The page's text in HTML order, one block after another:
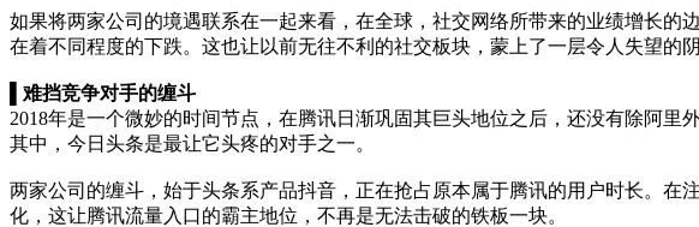
如果将两家公司的境遇联系在一起来看，在全球，社交网络所带来的业绩增长的
在着不同程度的下跌。这也让以前无往不利的社交板块，蒙上了一层令人失望的阴
▌难挡竞争对手的缠斗
2018年是一个微妙的时间节点，在腾讯日渐巩固其巨头地位之后，还没有除阿
其中，今日头条是最让它头疼的对手之一。
两家公司的缠斗，始于头条系产品抖音，正在抢占原本属于腾讯的用户时长。
化，这让腾讯流量入口的霸主地位，不再是无法击破的铁板一块。